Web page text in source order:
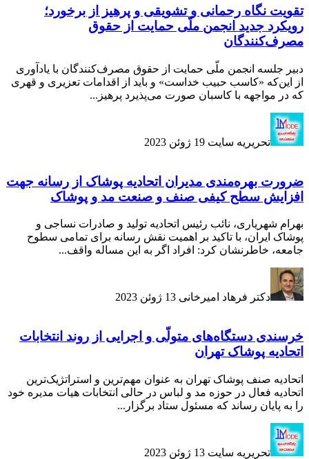
تقویت نگاه رحمانی و تشویقی و پرهیز از برخورد؛
رویکرد جدید انجمن ملّی حمایت از حقوق
مصرف‌کنندگان
دبیر جلسه انجمن ملّی حمایت از حقوق مصرف‌کنندگان با یادآوری
از این‌که «کاسب حبیب خداست» و باید از اقدامات تعزیری و قهری
که در مواجهه با کاسبان صورت می‌پذیرد پرهیز...
تحریریه سایت 19 ژوئن 2023
ضرورت بهره‌مندی مدیران اتحادیه پوشاک از رسانه جهت
افزایش سطح کیفی صنف و صنعت مد و پوشاک
بهرام شهریاری، نائب رئیس اتحادیه تولید و صادرات نساجی و
پوشاک ایران، با تاکید بر اهمیت نقش رسانه برای تمامی سطوح
جامعه، خاطرنشان کرد: افراد اگر به این مساله واقف...
دکتر فرهاد امیرخانی 13 ژوئن 2023
خرسندی دستگاه‌های متولّی و اجرایی از روند انتخابات
اتحادیه پوشاک تهران
اتحادیه صنف پوشاک تهران به عنوان مهم‌ترین و استراتژیک‌ترین
اتحادیه فعال در حوزه مد و لباس در حالی انتخابات هیات مدیره خود
را به پایان رساند که مسئول ستاد برگزار...
تحریریه سایت 13 ژوئن 2023